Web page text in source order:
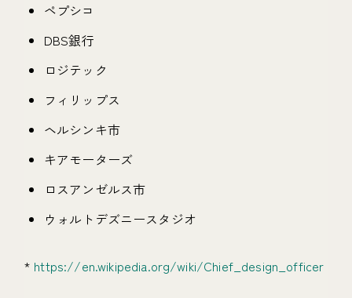
ペプシコ
DBS銀行
ロジテック
フィリップス
ヘルシンキ市
キアモーターズ
ロスアンゼルス市
ウォルトデズニースタジオ
* https://en.wikipedia.org/wiki/Chief_design_officer